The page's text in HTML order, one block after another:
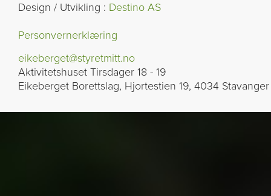
Design / Utvikling : Destino AS
Personvernerklæring
eikeberget@styretmitt.no
Aktivitetshuset Tirsdager 18 - 19
Eikeberget Borettslag, Hjortestien 19, 4034 Stavanger